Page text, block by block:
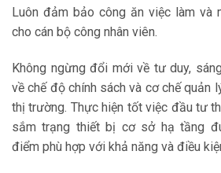
Luôn đảm bảo công ăn việc làm và
cho cán bộ công nhân viên.
Không ngừng đổi mới về tư duy,
về chế độ chính sách và cơ chế quản
thị trường. Thực hiện tốt việc đầu tư
sắm trạng thiết bị cơ sở hạ tầng
điểm phù hợp với khả năng và điều